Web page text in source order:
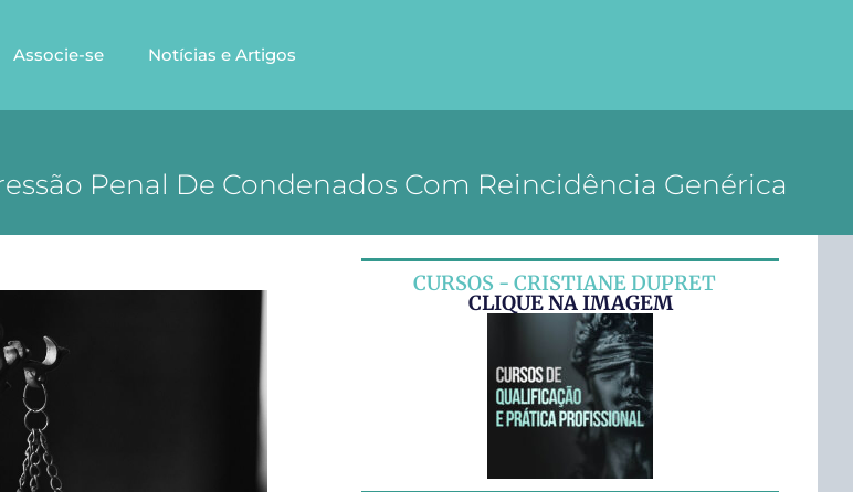
Associe-se Notícias e Artigos
Penal De Condenados Com Reincidência Genérica
CURSOS - CRISTIANE DUPRET
CLIQUE NA IMAGEM